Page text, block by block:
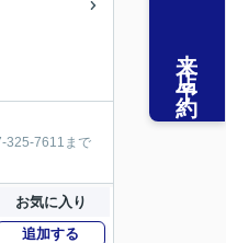
325-7611まで
お気に入り
追加する
来店予約